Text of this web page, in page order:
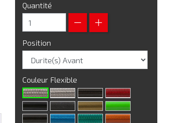
Quantité
Position
Couleur Flexible